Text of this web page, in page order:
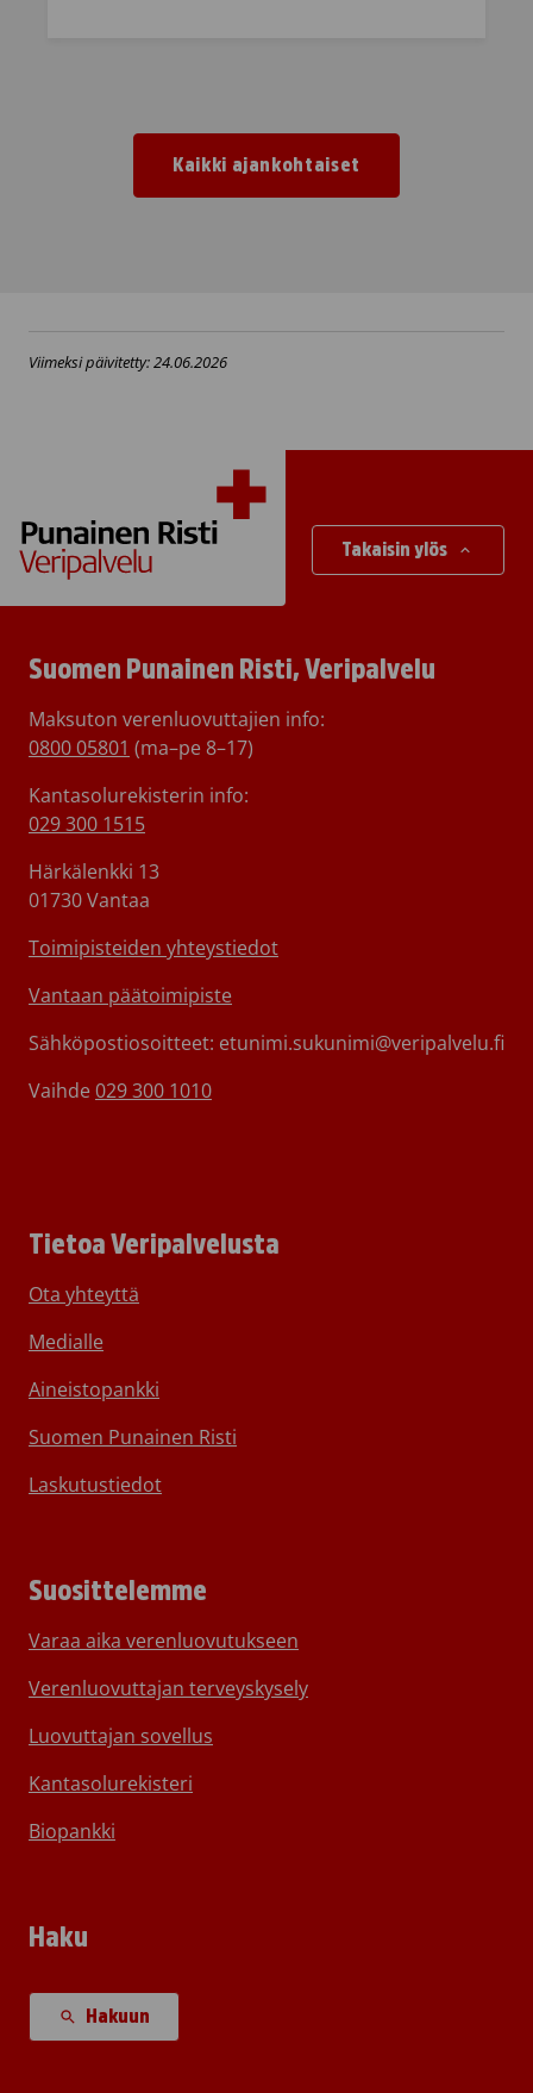
Kaikki ajankohtaiset
Viimeksi päivitetty: 24.06.2026
Takaisin ylös
Suomen Punainen Risti, Veripalvelu
Maksuton verenluovuttajien info:
0800 05801 (ma–pe 8–17)
Kantasolurekisterin info:
029 300 1515
Härkälenkki 13
01730 Vantaa
Toimipisteiden yhteystiedot
Vantaan päätoimipiste
Sähköpostiosoitteet: etunimi.sukunimi@veripalvelu.fi
Vaihde 029 300 1010
Tietoa Veripalvelusta
Ota yhteyttä
Medialle
Aineistopankki
Suomen Punainen Risti
Laskutustiedot
Suosittelemme
Varaa aika verenluovutukseen
Verenluovuttajan terveyskysely
Luovuttajan sovellus
Kantasolurekisteri
Biopankki
Haku
Hakuun